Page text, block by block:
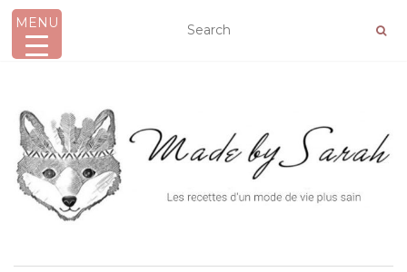
MENU
AFFICHER/MASQUER LA NAVIGATION